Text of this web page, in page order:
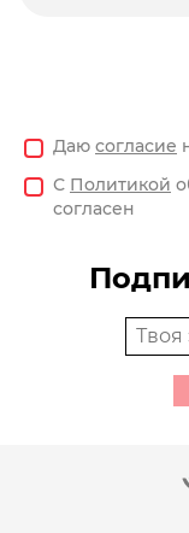
Даю согласие
С Политикой
согласен